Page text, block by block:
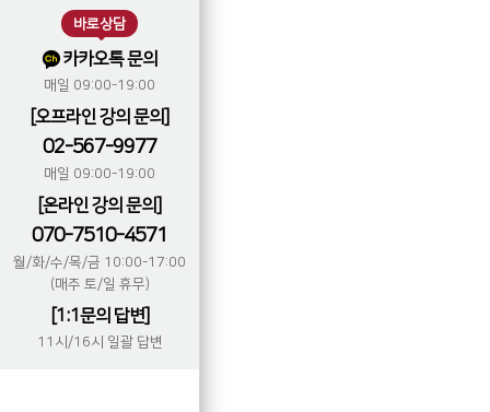
바로상담
카카오톡 문의
매일 09:00-19:00
[오프라인 강의 문의]
02-567-9977
매일 09:00-19:00
[온라인 강의 문의]
070-7510-4571
월/화/수/목/금 10:00-17:00
(매주 토/일 휴무)
[1:1문의 답변]
11시/16시 일괄 답변